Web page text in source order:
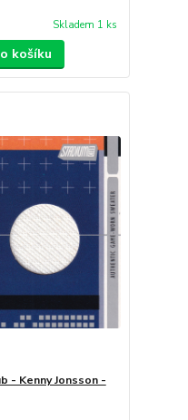
Skladem 1 ks
košíku
- Kenny Jonsson -